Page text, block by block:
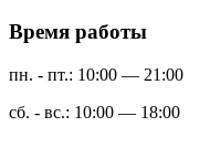
Время работы
пн. - пт.: 10:00 — 21:00
сб. - вс.: 10:00 — 18:00